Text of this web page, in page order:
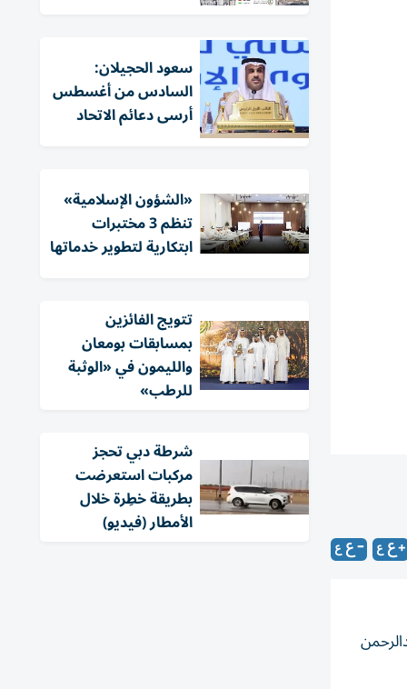
سعود الحجيلان:
السادس من أغسطس
أرسى دعائم الاتحاد
«الشؤون الإسلامية»
تنظم 3 مختبرات
ابتكارية لتطوير خدماتها
تتويج الفائزين
بمسابقات بومعان
والليمون في «الوثبة
للرطب»
شرطة دبي تحجز
مركبات استعرضت
بطريقة خطِرة خلال
الأمطار (فيديو)